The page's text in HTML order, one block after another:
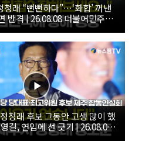
래 “뻔뻔하다”…‘화합’ 꺼낸
반격 | 26.08.08 더불어민주당
원 후보 제주 합동연설회
연임에 선 긋기 | 26.08.08
당대표·최고위원 후보 제주 합